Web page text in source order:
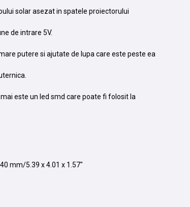
solar asezat in spatele proiectorului
de intrare 5V.
putere si ajutate de lupa care este peste ea
este un led smd care poate fi folosit la
mm/5.39 x 4.01 x 1.57″